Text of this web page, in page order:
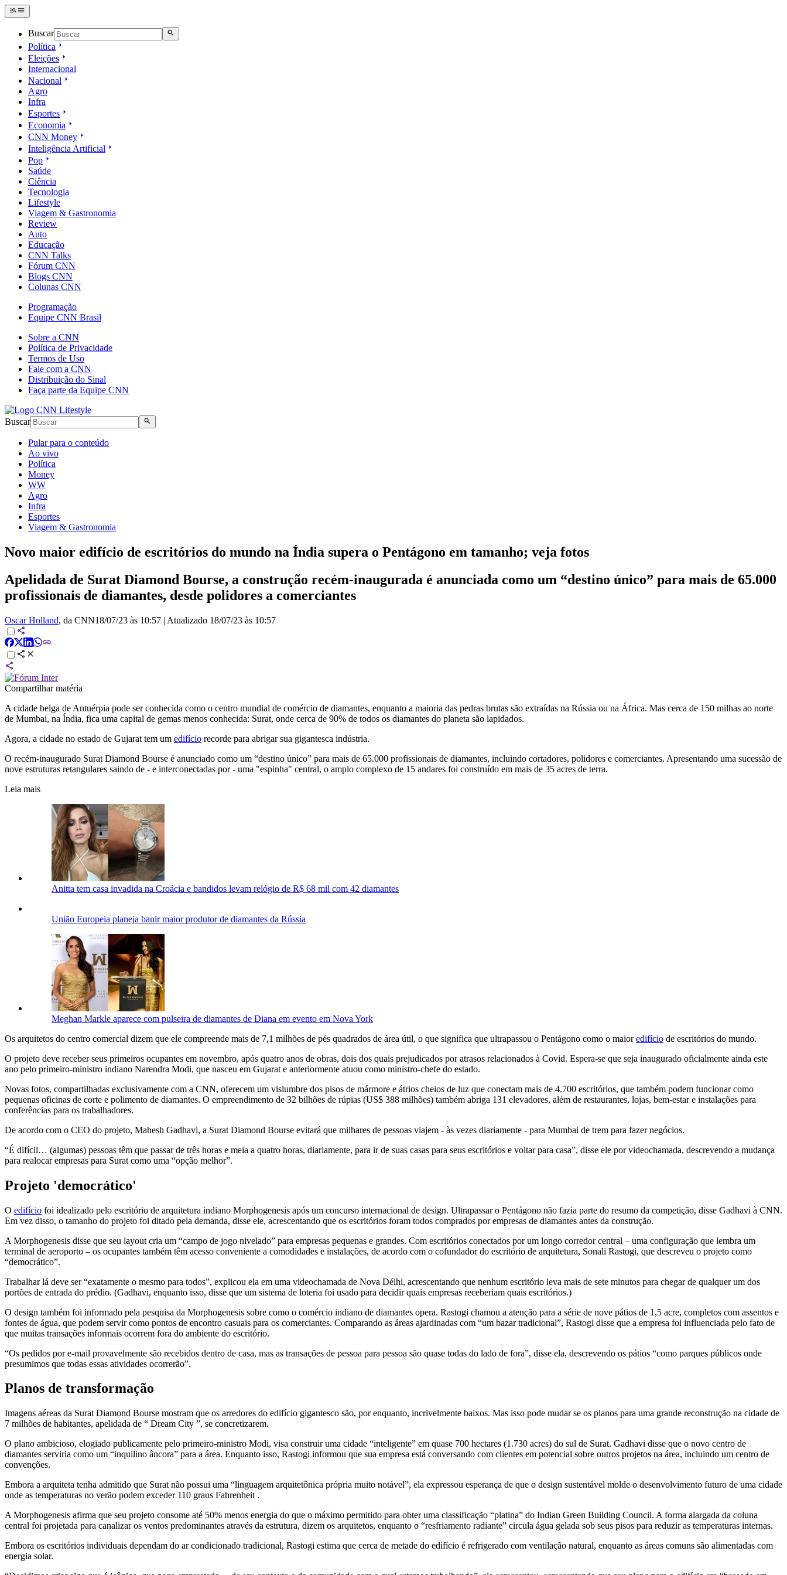
Buscar
Política
Eleições
Internacional
Nacional
Agro
Infra
Esportes
Economia
CNN Money
Inteligência Artificial
Pop
Saúde
Ciência
Tecnologia
Lifestyle
Viagem & Gastronomia
Review
Auto
Educação
CNN Talks
Fórum CNN
Blogs CNN
Colunas CNN
Programação
Equipe CNN Brasil
Sobre a CNN
Política de Privacidade
Termos de Uso
Fale com a CNN
Distribuição do Sinal
Faça parte da Equipe CNN
Buscar
Pular para o conteúdo
Ao vivo
Política
Money
WW
Agro
Infra
Esportes
Viagem & Gastronomia
Novo maior edifício de escritórios do mundo na Índia supera o Pentágono em tamanho; veja fotos
Apelidada de Surat Diamond Bourse, a construção recém-inaugurada é anunciada como um “destino único” para mais de 65.000
profissionais de diamantes, desde polidores a comerciantes
Oscar Holland, da CNN18/07/23 às 10:57 | Atualizado 18/07/23 às 10:57
Compartilhar matéria
A cidade belga de Antuérpia pode ser conhecida como o centro mundial de comércio de diamantes, enquanto a maioria das pedras brutas são extraídas na Rússia ou na África. Mas cerca de 150 milhas ao norte
de Mumbai, na Índia, fica uma capital de gemas menos conhecida: Surat, onde cerca de 90% de todos os diamantes do planeta são lapidados.
Agora, a cidade no estado de Gujarat tem um edifício recorde para abrigar sua gigantesca indústria.
O recém-inaugurado Surat Diamond Bourse é anunciado como um “destino único” para mais de 65.000 profissionais de diamantes, incluindo cortadores, polidores e comerciantes. Apresentando uma sucessão de
nove estruturas retangulares saindo de - e interconectadas por - uma "espinha" central, o amplo complexo de 15 andares foi construído em mais de 35 acres de terra.
Leia mais
Anitta tem casa invadida na Croácia e bandidos levam relógio de R$ 68 mil com 42 diamantes
União Europeia planeja banir maior produtor de diamantes da Rússia
Meghan Markle aparece com pulseira de diamantes de Diana em evento em Nova York
Os arquitetos do centro comercial dizem que ele compreende mais de 7,1 milhões de pés quadrados de área útil, o que significa que ultrapassou o Pentágono como o maioredifício de escritórios do mundo.
O projeto deve receber seus primeiros ocupantes em novembro, após quatro anos de obras, dois dos quais prejudicados por atrasos relacionados à Covid. Espera-se que seja inaugurado oficialmente ainda este
ano pelo primeiro-ministro indiano Narendra Modi, que nasceu em Gujarat e anteriormente atuou como ministro-chefe do estado.
Novas fotos, compartilhadas exclusivamente com a CNN, oferecem um vislumbre dos pisos de mármore e átrios cheios de luz que conectam mais de 4.700 escritórios, que também podem funcionar como
pequenas oficinas de corte e polimento de diamantes. O empreendimento de 32 bilhões de rúpias (US$ 388 milhões) também abriga 131 elevadores, além de restaurantes, lojas, bem-estar e instalações para
conferências para os trabalhadores.
De acordo com o CEO do projeto, Mahesh Gadhavi, a Surat Diamond Bourse evitará que milhares de pessoas viajem - às vezes diariamente - para Mumbai de trem para fazer negócios.
“É difícil… (algumas) pessoas têm que passar de três horas e meia a quatro horas, diariamente, para ir de suas casas para seus escritórios e voltar para casa”, disse ele por videochamada, descrevendo a mudança
para realocar empresas para Surat como uma “opção melhor”.
Projeto 'democrático'
O edifício foi idealizado pelo escritório de arquitetura indiano Morphogenesis após um concurso internacional de design. Ultrapassar o Pentágono não fazia parte do resumo da competição, disse Gadhavi à CNN.
Em vez disso, o tamanho do projeto foi ditado pela demanda, disse ele, acrescentando que os escritórios foram todos comprados por empresas de diamantes antes da construção.
A Morphogenesis disse que seu layout cria um “campo de jogo nivelado” para empresas pequenas e grandes. Com escritórios conectados por um longo corredor central – uma configuração que lembra um
terminal de aeroporto – os ocupantes também têm acesso conveniente a comodidades e instalações, de acordo com o cofundador do escritório de arquitetura, Sonali Rastogi, que descreveu o projeto como
“democrático”.
Trabalhar lá deve ser “exatamente o mesmo para todos”, explicou ela em uma videochamada de Nova Délhi, acrescentando que nenhum escritório leva mais de sete minutos para chegar de qualquer um dos
portões de entrada do prédio. (Gadhavi, enquanto isso, disse que um sistema de loteria foi usado para decidir quais empresas receberiam quais escritórios.)
O design também foi informado pela pesquisa da Morphogenesis sobre como o comércio indiano de diamantes opera. Rastogi chamou a atenção para a série de nove pátios de 1,5 acre, completos com assentos e
fontes de água, que podem servir como pontos de encontro casuais para os comerciantes. Comparando as áreas ajardinadas com “um bazar tradicional”, Rastogi disse que a empresa foi influenciada pelo fato de
que muitas transações informais ocorrem fora do ambiente do escritório.
“Os pedidos por e-mail provavelmente são recebidos dentro de casa, mas as transações de pessoa para pessoa são quase todas do lado de fora”, disse ela, descrevendo os pátios “como parques públicos onde
presumimos que todas essas atividades ocorrerão”.
Planos de transformação
Imagens aéreas da Surat Diamond Bourse mostram que os arredores do edifício gigantesco são, por enquanto, incrivelmente baixos. Mas isso pode mudar se os planos para uma grande reconstrução na cidade de
7 milhões de habitantes, apelidada de “ Dream City ”, se concretizarem.
O plano ambicioso, elogiado publicamente pelo primeiro-ministro Modi, visa construir uma cidade “inteligente” em quase 700 hectares (1.730 acres) do sul de Surat. Gadhavi disse que o novo centro de
diamantes serviria como um “inquilino âncora” para a área. Enquanto isso, Rastogi informou que sua empresa está conversando com clientes em potencial sobre outros projetos na área, incluindo um centro de
convenções.
Embora a arquiteta tenha admitido que Surat não possui uma “linguagem arquitetônica própria muito notável”, ela expressou esperança de que o design sustentável molde o desenvolvimento futuro de uma cidade
onde as temperaturas no verão podem exceder 110 graus Fahrenheit .
A Morphogenesis afirma que seu projeto consome até 50% menos energia do que o máximo permitido para obter uma classificação “platina” do Indian Green Building Council. A forma alargada da coluna
central foi projetada para canalizar os ventos predominantes através da estrutura, dizem os arquitetos, enquanto o “resfriamento radiante” circula água gelada sob seus pisos para reduzir as temperaturas internas.
Embora os escritórios individuais dependam do ar condicionado tradicional, Rastogi estima que cerca de metade do edifício é refrigerado com ventilação natural, enquanto as áreas comuns são alimentadas com
energia solar.